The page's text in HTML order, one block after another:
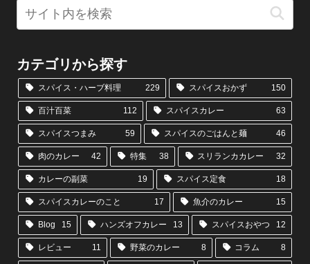
カテゴリから探す
スパイス・ハーブ料理 229 スパイスおかず 150
百汁百菜 112 スパイスカレー 63
スパイスつまみ 59 スパイスのごはんと麺 46
肉のカレー 42 特集 38 スリランカカレー 32
カレーの副菜 19 スパイス定食 18
スパイスカレーのこと 17 魚介のカレー 15
Blog 15 ハンズオフカレー 13 スパイスおやつ 12
レビュー 11 野菜のカレー 8 コラム 8